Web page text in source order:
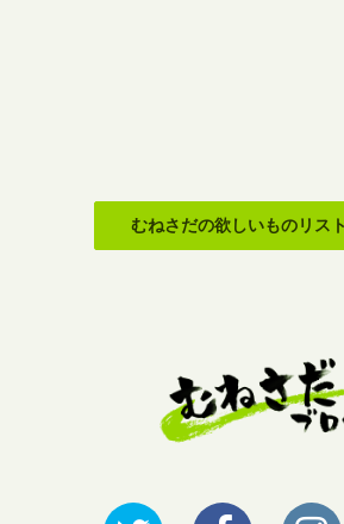
むねさだの欲しいものリス